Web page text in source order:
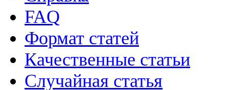
FAQ
Формат статей
Качественные статьи
Случайная статья